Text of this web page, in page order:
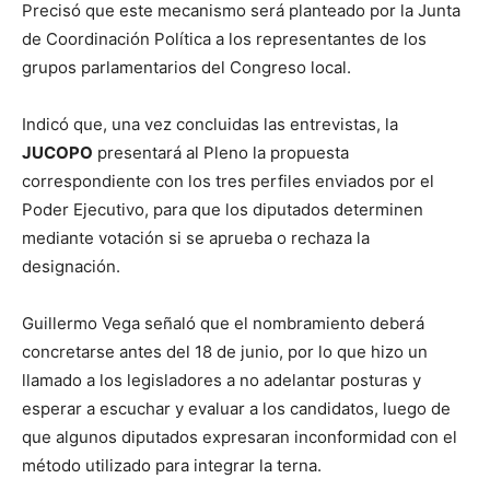
Precisó que este mecanismo será planteado por la Junta
de Coordinación Política a los representantes de los
grupos parlamentarios del Congreso local.
Indicó que, una vez concluidas las entrevistas, la
JUCOPO presentará al Pleno la propuesta
correspondiente con los tres perfiles enviados por el
Poder Ejecutivo, para que los diputados determinen
mediante votación si se aprueba o rechaza la
designación.
Guillermo Vega señaló que el nombramiento deberá
concretarse antes del 18 de junio, por lo que hizo un
llamado a los legisladores a no adelantar posturas y
esperar a escuchar y evaluar a los candidatos, luego de
que algunos diputados expresaran inconformidad con el
método utilizado para integrar la terna.